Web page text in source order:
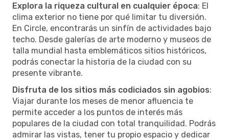
Explora la riqueza cultural en cualquier época: El
clima exterior no tiene por qué limitar tu diversión.
En Circle, encontrarás un sinfín de actividades bajo
techo. Desde galerías de arte moderno y museos de
talla mundial hasta emblemáticos sitios históricos,
podrás conectar la historia de la ciudad con su
presente vibrante.
Disfruta de los sitios más codiciados sin agobios:
Viajar durante los meses de menor afluencia te
permite acceder a los puntos de interés más
populares de la ciudad con total tranquilidad. Podrás
admirar las vistas, tener tu propio espacio y dedicar